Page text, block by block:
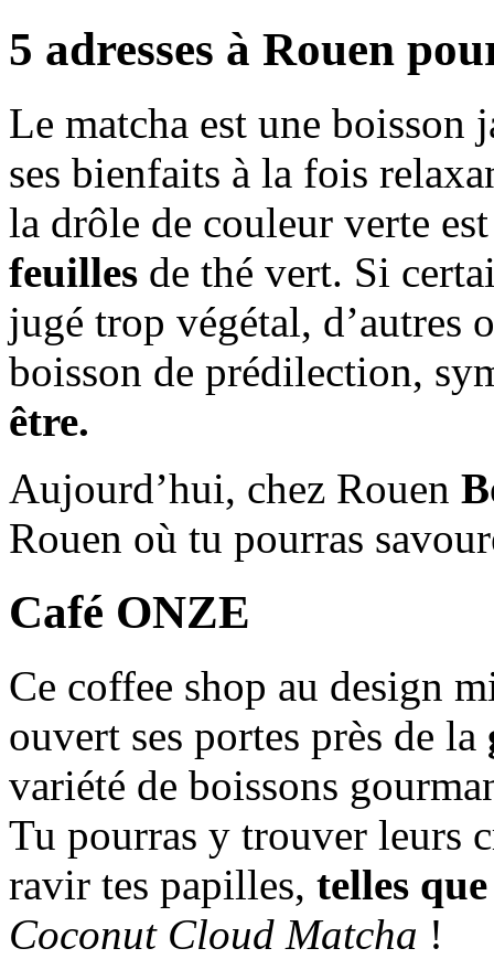
5 adresses à Rouen
Le matcha est une boisson
ses bienfaits à la fois
la drôle de couleur verte
feuilles de thé vert. Si
jugé trop végétal, d’autres
boisson de prédilection,
être.
Aujourd’hui, chez Rouen
Rouen où tu pourras
Café ONZE
Ce coffee shop au design
ouvert ses portes près de la
variété de boissons
Tu pourras y trouver leurs
ravir tes papilles, telles que
Coconut Cloud Matcha !